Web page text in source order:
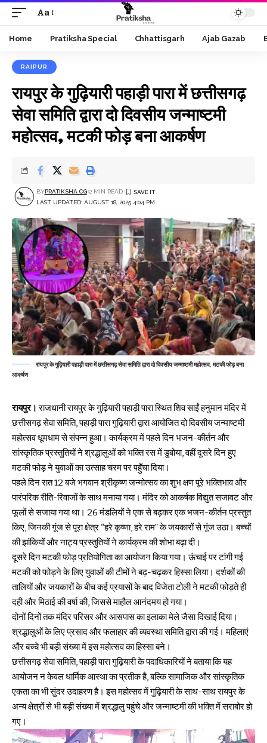
Font
Resizer
Aa
Home Pratiksha Special Chhattisgarh Ajab Gazab
RAIPUR
रायपुर के गुढ़ियारी पहाड़ी पारा में छत्तीसगढ़
सेवा समिति द्वारा दो दिवसीय जन्माष्टमी
महोत्सव, मटकी फोड़ बना आकर्षण
LAST UPDATED: AUGUST 18, 2025 4:04 PM
BYPRATIKSHA CG 2 MIN READ
रायपुर के गुढ़ियारी पहाड़ी पारा में छत्तीसगढ़ सेवा समिति द्वारा दो दिवसीय जन्माष्टमी महोत्सव, मटकी फोड़ बना
आकर्षण
रायपुर।राजधानी रायपुर के गुढ़ियारी पहाड़ी पारा स्थित शिव साईं हनुमान मंदिर में
छत्तीसगढ़ सेवा समिति, पहाड़ी पारा गुढ़ियारी द्वारा आयोजित दो दिवसीय जन्माष्टमी
महोत्सव धूमधाम से संपन्न हुआ। कार्यक्रम में पहले दिन भजन-कीर्तन और
सांस्कृतिक प्रस्तुतियों ने श्रद्धालुओं को भक्ति रस में डुबोया, वहीं दूसरे दिन हुए
मटकी फोड़ ने युवाओं का उत्साह चरम पर पहुँचा दिया।
पहले दिन रात 12 बजे भगवान श्रीकृष्ण जन्मोत्सव का शुभ क्षण पूरे भक्तिभाव और
पारंपरिक रीति-रिवाजों के साथ मनाया गया। मंदिर को आकर्षक विद्युत सजावट और
फूलों से सजाया गया था। 26 मंडलियों ने एक से बढ़कर एक भजन-कीर्तन प्रस्तुत
किए, जिनकी गूंज से पूरा क्षेत्र “हरे कृष्णा, हरे राम” के जयकारों से गूंज उठा। बच्चों
की झांकियों और नाट्य प्रस्तुतियों ने कार्यक्रम की शोभा बढ़ा दी।
दूसरे दिन मटकी फोड़ प्रतियोगिता का आयोजन किया गया। ऊंचाई पर टांगी गई
मटकी को फोड़ने के लिए युवाओं की टीमों ने बढ़-चढ़कर हिस्सा लिया। दर्शकों की
तालियों और जयकारों के बीच कई प्रयासों के बाद विजेता टोली ने मटकी फोड़ते ही
दही और मिठाई की वर्षा की, जिससे माहौल आनंदमय हो गया।
दोनों दिनों तक मंदिर परिसर और आसपास का इलाका मेले जैसा दिखाई दिया।
श्रद्धालुओं के लिए प्रसाद और फलाहार की व्यवस्था समिति द्वारा की गई। महिलाएं
और बच्चे भी बड़ी संख्या में इस महोत्सव का हिस्सा बने।
छत्तीसगढ़ सेवा समिति, पहाड़ी पारा गुढ़ियारी के पदाधिकारियों ने बताया कि यह
आयोजन न केवल धार्मिक आस्था का प्रतीक है, बल्कि सामाजिक और सांस्कृतिक
एकता का भी सुंदर उदाहरण है। इस महोत्सव में गुढ़ियारी के साथ-साथ रायपुर के
अन्य क्षेत्रों से भी बड़ी संख्या में श्रद्धालु पहुंचे और जन्माष्टमी की भक्ति में सराबोर हो
गए।